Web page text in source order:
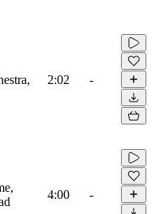
2:02 -
4:00 -